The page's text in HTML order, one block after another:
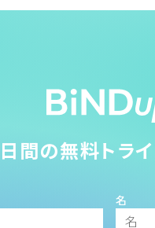
間の無料トラ
名